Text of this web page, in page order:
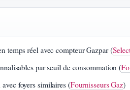
temps réel avec compteur Gazpar (
par seuil de consommation (
foyers similaires (Fournisseurs Gaz)